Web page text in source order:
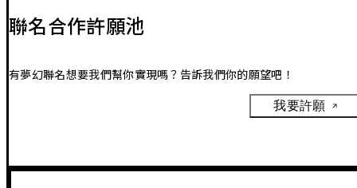
聯名合作許願池
有夢幻聯名想要我們幫你實現嗎？告訴我們你的願望吧！
我要許願